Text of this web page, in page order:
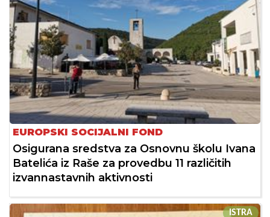
EUROPSKI SOCIJALNI FOND
Osigurana sredstva za Osnovnu školu Ivana
Batelića iz Raše za provedbu 11 različitih
izvannastavnih aktivnosti
ISTRA